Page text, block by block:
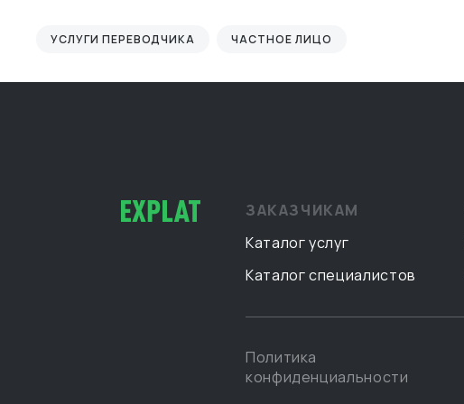
УСЛУГИ ПЕРЕВОДЧИКА ЧАСТНОЕ ЛИЦО
ЗАКАЗЧИКАМ
Каталог услуг
Каталог специалистов
Политика
конфиденциальности